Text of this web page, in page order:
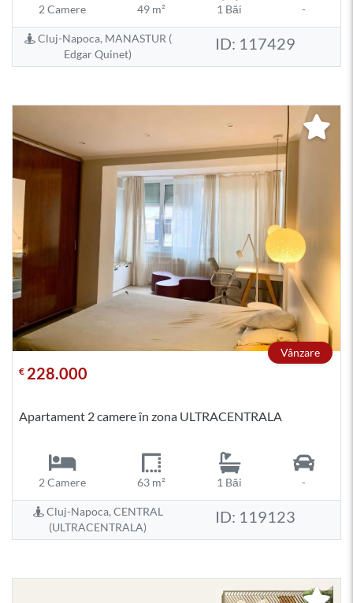
2 Camere 49 m² 1 Băi -
Cluj-Napoca, MANASTUR (
Edgar Quinet)
ID: 117429
Vânzare
€ 228.000
Apartament 2 camere în zona ULTRACENTRALA
2 Camere 63 m² 1 Băi -
Cluj-Napoca, CENTRAL
(ULTRACENTRALA)
ID: 119123